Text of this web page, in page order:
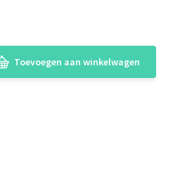
Toevoegen aan winkelwagen